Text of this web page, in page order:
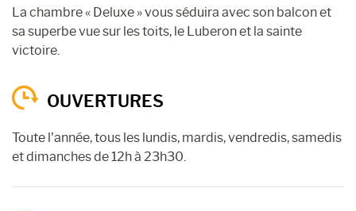
La chambre « Deluxe » vous séduira avec son balcon et
sa superbe vue sur les toits, le Luberon et la sainte
victoire.
OUVERTURES
Toute l’année, tous les lundis, mardis, vendredis, samedis
et dimanches de 12h à 23h30.